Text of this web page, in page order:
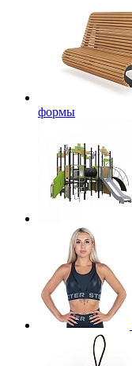
формы